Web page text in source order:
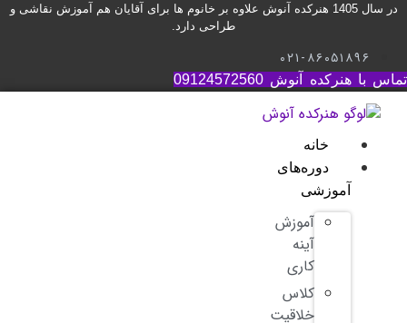
در سال 1405 هنرکده آنوش علاوه بر خانوم ها برای آقایان هم آموزش نقاشی و
طراحی دارد.
۰۲۱-۸۶۰۵۱۸۹۶
با هنرکده آنوش 09124572560
خانه
دوره‌های
آموزشی
آموزش
آینه
کاری
کلاس
خلاقیت